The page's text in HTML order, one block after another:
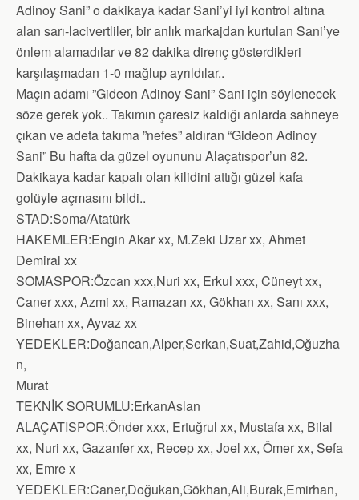
Adinoy Sani” o dakikaya kadar Sani’yi iyi kontrol altına
alan sarı-lacivertliler, bir anlık markajdan kurtulan Sani’ye
önlem alamadılar ve 82 dakika direnç gösterdikleri
karşılaşmadan 1-0 mağlup ayrıldılar..
Maçın adamı ”Gideon Adinoy Sani” Sani için söylenecek
söze gerek yok.. Takımın çaresiz kaldığı anlarda sahneye
çıkan ve adeta takıma ”nefes” aldıran “Gideon Adinoy
Sani” Bu hafta da güzel oyununu Alaçatıspor’un 82.
Dakikaya kadar kapalı olan kilidini attığı güzel kafa
golüyle açmasını bildi..
STAD:Soma/Atatürk
HAKEMLER:Engin Akar xx, M.Zeki Uzar xx, Ahmet
Demiral xx
SOMASPOR:Özcan xxx,Nuri xx, Erkul xxx, Cüneyt xx,
Caner xxx, Azmi xx, Ramazan xx, Gökhan xx, Sanı xxx,
Binehan xx, Ayvaz xx
YEDEKLER:Doğancan,Alper,Serkan,Suat,Zahid,Oğuzha
n,
Murat
TEKNİK SORUMLU:ErkanAslan
ALAÇATISPOR:Önder xxx, Ertuğrul xx, Mustafa xx, Bilal
xx, Nuri xx, Gazanfer xx, Recep xx, Joel xx, Ömer xx, Sefa
xx, Emre x
YEDEKLER:Caner,Doğukan,Gökhan,Ali,Burak,Emirhan,